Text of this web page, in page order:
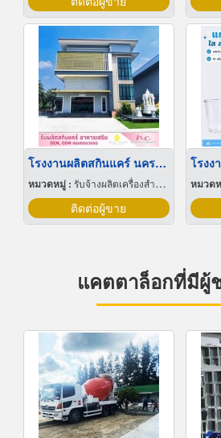
โรงงานผลิตสกินแคร์ นครปฐม
หมวดหมู่ : รับจ้างผลิตเครื่องสำอาง
ติดต่อผู้ขาย
โรงง
หมวด
แคตตาล็อกที่มีผู้